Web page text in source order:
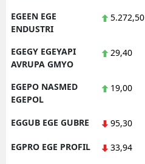
EGEEN EGE
ENDUSTRI
5.272,50
EGEGY EGEYAPI
AVRUPA GMYO
29,40
EGEPO NASMED
EGEPOL
19,00
EGGUB EGE GUBRE 95,30
EGPRO EGE PROFIL 33,94